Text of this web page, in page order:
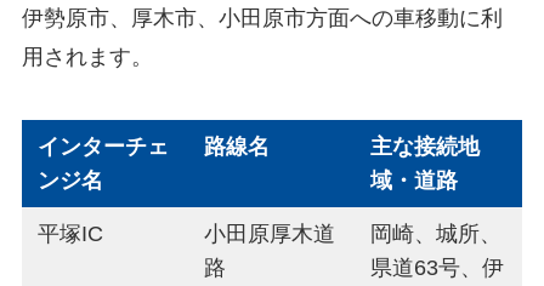
伊勢原市、厚木市、小田原市方面への車移動に利
用されます。
インターチェ
ンジ名
路線名
主な接続地
域・道路
平塚IC
小田原厚木道
路
岡崎、城所、
県道63号、伊